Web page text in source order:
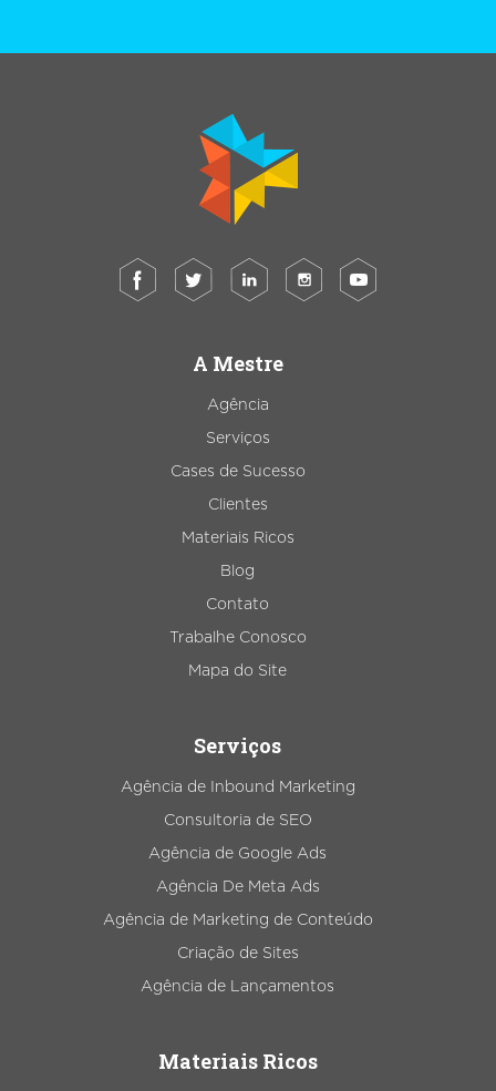
A Mestre
Agência
Serviços
Cases de Sucesso
Clientes
Materiais Ricos
Blog
Contato
Trabalhe Conosco
Mapa do Site
Serviços
Agência de Inbound Marketing
Consultoria de SEO
Agência de Google Ads
Agência De Meta Ads
Agência de Marketing de Conteúdo
Criação de Sites
Agência de Lançamentos
Materiais Ricos